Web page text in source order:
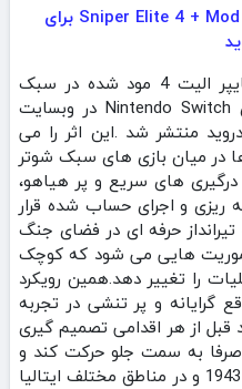
بازی اسنایپر الیت 4 مود شده Sniper Elite 4 + Mod برای
بازی Sniper Elite 4 + Mod اسنایپر الیت 4 مود شده در سبک
اکشن توسط استودیو بازی سازی Nintendo Switch در وبسایت
منتشر شد .این اثر را می‌
در میان بازی‌ های سبک شوتر
های سریع و پر هیاهو،
ریزی و اجرای حساب‌ شده قرار
حرفه‌ ای در فضای جنگ
هایی می‌ شود که کوچک‌
را تغییر دهد.همین رویکرد
گرایانه و پر تنشی در تجربه
قبل از هر اقدامی تصمیم‌ گیری
صرفا به سمت جلو حرکت کند و
شلیک انجام دهد.داستان در سال 1943 و در مناطق مختلف ایتالیا